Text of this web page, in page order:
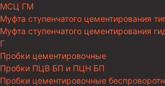
МСЦ ГМ
Муфта ступенчатого цементирования
Муфта ступенчатого цементирования
Г
Пробки цементировочные
Пробки ПЦВ БП и ПЦН БП
Пробки цементировочные